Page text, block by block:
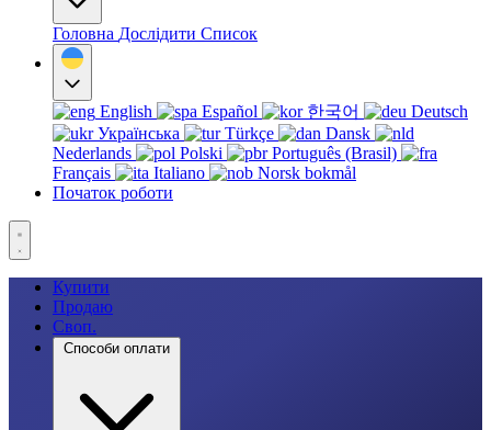
Головна Дослідити Список
English Español 한국어
Deutsch
Українська
Türkçe
Dansk
Nederlands
Polski
Português (Brasil)
Français
Italiano
Norsk bokmål
Початок роботи
Купити
Продаю
Своп.
Способи оплати